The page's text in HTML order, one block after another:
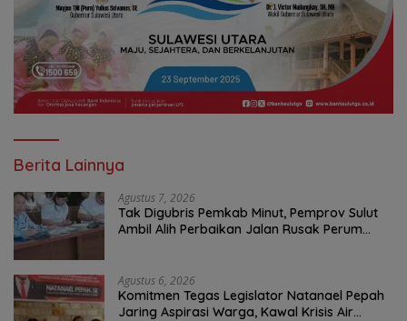
Berita Lainnya
Agustus 7, 2026
Tak Digubris Pemkab Minut, Pemprov Sulut
Ambil Alih Perbaikan Jalan Rusak Perum
Agustus 6, 2026
Komitmen Tegas Legislator Natanael Pepah
Jaring Aspirasi Warga, Kawal Krisis Air